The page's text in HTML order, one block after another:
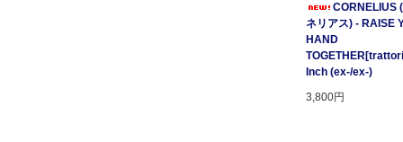
CORNELIUS
ネリアス) - RAISE
HAND
Inch (ex-/ex-)
3,800円